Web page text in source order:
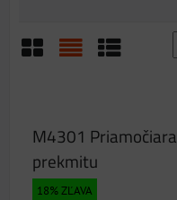
M4301
prekmitu
18% ZĽAVA